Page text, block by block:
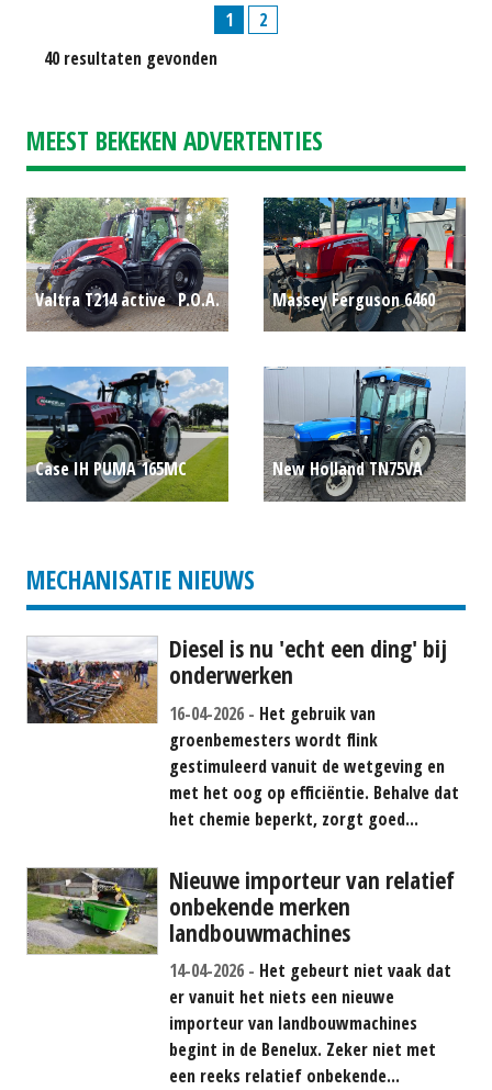
1
2
40 resultaten gevonden
MEEST BEKEKEN ADVERTENTIES
Valtra T214 active P.O.A.
Massey Ferguson 6460
Case IH PUMA 165MC
New Holland TN75VA
MECHANISATIE NIEUWS
Diesel is nu 'echt een ding' bij
onderwerken
16-04-2026
Het gebruik van
groenbemesters wordt flink
gestimuleerd vanuit de wetgeving en
met het oog op efficiëntie. Behalve dat
het chemie beperkt, zorgt goed...
Nieuwe importeur van relatief
onbekende merken
landbouwmachines
14-04-2026
Het gebeurt niet vaak dat
er vanuit het niets een nieuwe
importeur van landbouwmachines
begint in de Benelux. Zeker niet met
een reeks relatief onbekende...